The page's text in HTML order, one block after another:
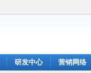
研发中心 营销网络